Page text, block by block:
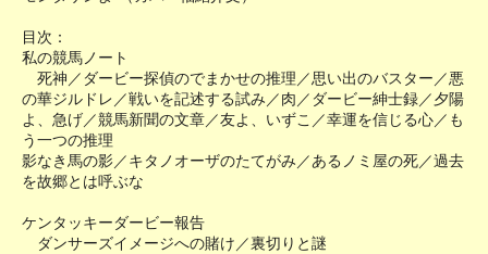
目次：
私の競馬ノート
死神／ダービー探偵のでまかせの推理／思い出のバスター／悪
の華ジルドレ／戦いを記述する試み／肉／ダービー紳士録／夕陽
よ、急げ／競馬新聞の文章／友よ、いずこ／幸運を信じる心／も
う一つの推理
影なき馬の影／キタノオーザのたてがみ／あるノミ屋の死／過去
を故郷とは呼ぶな
ケンタッキーダービー報告
ダンサーズイメージへの賭け／裏切りと謎